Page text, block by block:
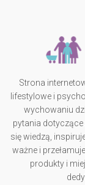
Strona
lifestylowe i
wychowaniu
pytania
się wiedzą,
ważne i
produkty i